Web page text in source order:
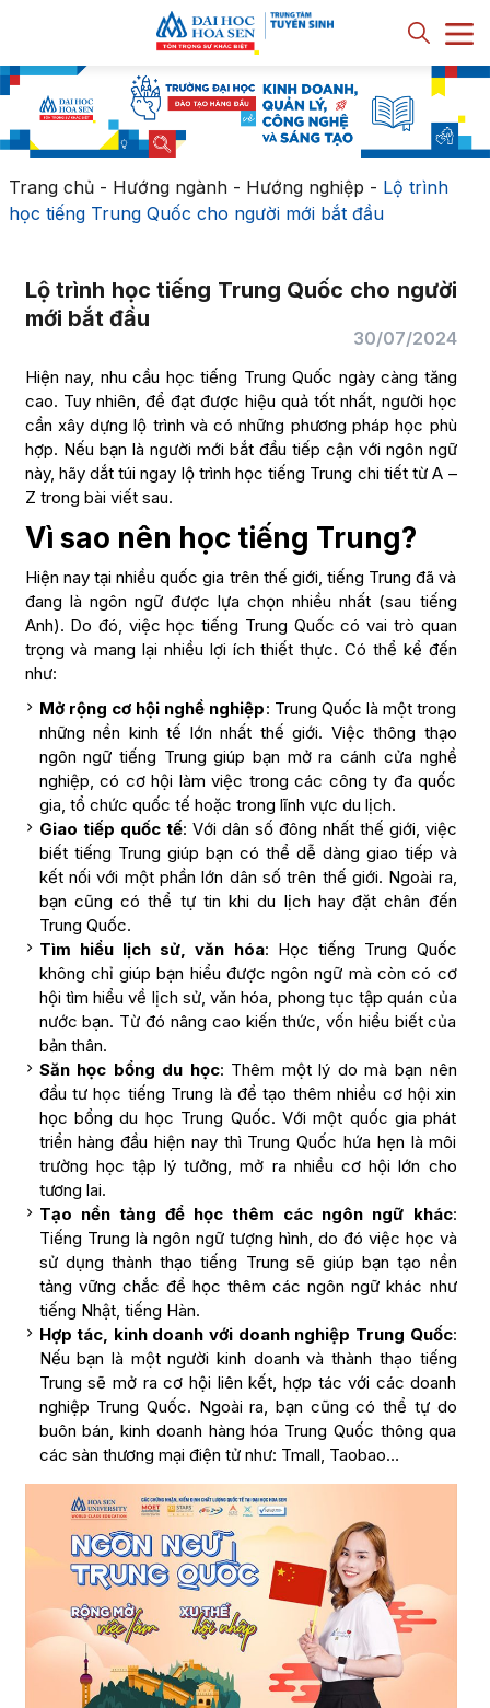
Trang chủ- Hướng ngành - Hướng nghiệp - Lộ trình
học tiếng Trung Quốc cho người mới bắt đầu
Lộ trình học tiếng Trung Quốc cho người
mới bắt đầu
30/07/2024
Hiện nay, nhu cầu học tiếng Trung Quốc ngày càng tăng
cao. Tuy nhiên, để đạt được hiệu quả tốt nhất, người học
cần xây dựng lộ trình và có những phương pháp học phù
hợp. Nếu bạn là người mới bắt đầu tiếp cận với ngôn ngữ
này, hãy dắt túi ngay lộ trình học tiếng Trung chi tiết từ A –
Z trong bài viết sau.
Vì sao nên học tiếng Trung?
Hiện nay tại nhiều quốc gia trên thế giới, tiếng Trung đã và
đang là ngôn ngữ được lựa chọn nhiều nhất (sau tiếng
Anh). Do đó, việc học tiếng Trung Quốc có vai trò quan
trọng và mang lại nhiều lợi ích thiết thực. Có thể kể đến
như:
Mở rộng cơ hội nghề nghiệp: Trung Quốc là một trong
những nền kinh tế lớn nhất thế giới. Việc thông thạo
ngôn ngữ tiếng Trung giúp bạn mở ra cánh cửa nghề
nghiệp, có cơ hội làm việc trong các công ty đa quốc
gia, tổ chức quốc tế hoặc trong lĩnh vực du lịch.
Giao tiếp quốc tế: Với dân số đông nhất thế giới, việc
biết tiếng Trung giúp bạn có thể dễ dàng giao tiếp và
kết nối với một phần lớn dân số trên thế giới. Ngoài ra,
bạn cũng có thể tự tin khi du lịch hay đặt chân đến
Trung Quốc.
Tìm hiểu lịch sử, văn hóa: Học tiếng Trung Quốc
không chỉ giúp bạn hiểu được ngôn ngữ mà còn có cơ
hội tìm hiểu về lịch sử, văn hóa, phong tục tập quán của
nước bạn. Từ đó nâng cao kiến thức, vốn hiểu biết của
bản thân.
Săn học bổng du học: Thêm một lý do mà bạn nên
đầu tư học tiếng Trung là để tạo thêm nhiều cơ hội xin
học bổng du học Trung Quốc. Với một quốc gia phát
triển hàng đầu hiện nay thì Trung Quốc hứa hẹn là môi
trường học tập lý tưởng, mở ra nhiều cơ hội lớn cho
tương lai.
Tạo nền tảng để học thêm các ngôn ngữ khác:
Tiếng Trung là ngôn ngữ tượng hình, do đó việc học và
sử dụng thành thạo tiếng Trung sẽ giúp bạn tạo nền
tảng vững chắc để học thêm các ngôn ngữ khác như
tiếng Nhật, tiếng Hàn.
Hợp tác, kinh doanh với doanh nghiệp Trung Quốc:
Nếu bạn là một người kinh doanh và thành thạo tiếng
Trung sẽ mở ra cơ hội liên kết, hợp tác với các doanh
nghiệp Trung Quốc. Ngoài ra, bạn cũng có thể tự do
buôn bán, kinh doanh hàng hóa Trung Quốc thông qua
các sàn thương mại điện tử như: Tmall, Taobao…